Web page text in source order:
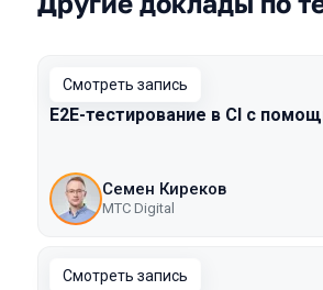
Смотреть запись
E2E-тестирование в CI с
Семен Киреков
МТС Digital
Смотреть запись